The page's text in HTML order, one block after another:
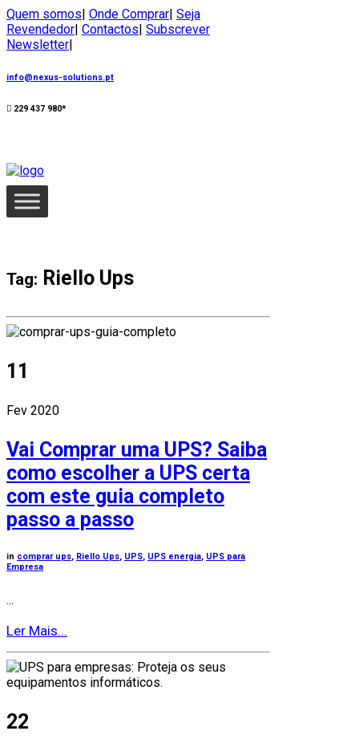
Quem somos| Onde Comprar| Seja
Revendedor| Contactos| Subscrever
Newsletter|
info@nexus-solutions.pt
229 437 980*
Tag: Riello Ups
11
Fev 2020
Vai Comprar uma UPS? Saiba
como escolher a UPS certa
com este guia completo
passo a passo
in comprar ups, Riello Ups, UPS, UPS energia, UPS para
Empresa
...
Ler Mais...
22